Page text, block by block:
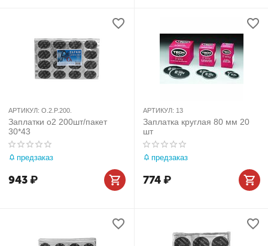
АРТИКУЛ: O.2.P.200.
Заплатки о2 200шт/пакет
30*43
предзаказ
943₽
АРТИКУЛ: 13
Заплатка круглая 80 мм 20
шт
предзаказ
774₽